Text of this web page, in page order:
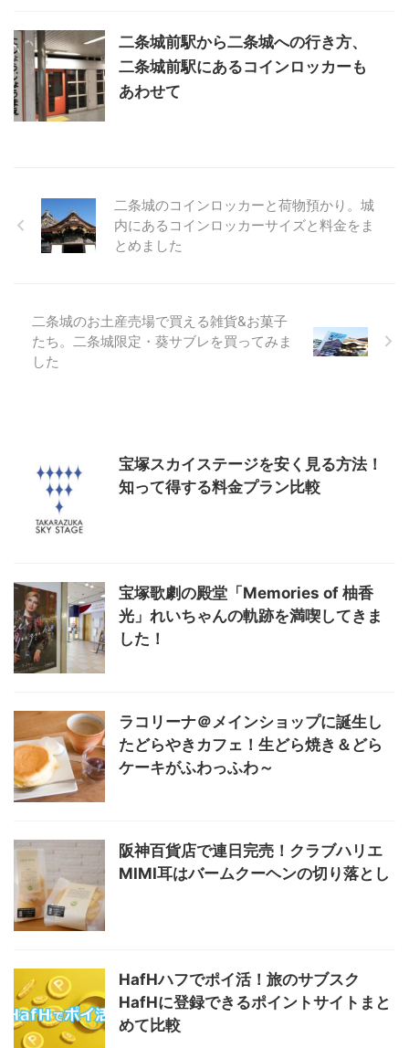
二条城前駅から二条城への行き方、
二条城前駅にあるコインロッカーも
あわせて
二条城のコインロッカーと荷物預かり。城
内にあるコインロッカーサイズと料金をま
とめました
二条城のお土産売場で買える雑貨&お菓子
たち。二条城限定・葵サブレを買ってみま
した
宝塚スカイステージを安く見る方法！
知って得する料金プラン比較
宝塚歌劇の殿堂「Memories of 柚香
光」れいちゃんの軌跡を満喫してきま
した！
ラコリーナ＠メインショップに誕生し
たどらやきカフェ！生どら焼き＆どら
ケーキがふわっふわ～
阪神百貨店で連日完売！クラブハリエ
MIMI耳はバームクーヘンの切り落とし
HafHハフでポイ活！旅のサブスク
HafHに登録できるポイントサイトまと
めて比較